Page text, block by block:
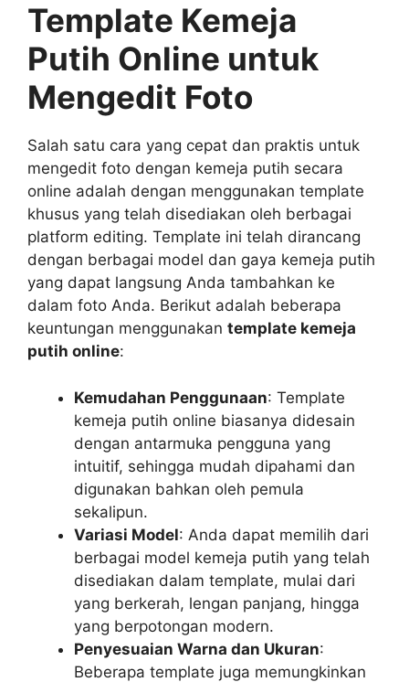
Template Kemeja
Putih Online untuk
Mengedit Foto
Salah satu cara yang cepat dan praktis untuk
mengedit foto dengan kemeja putih secara
online adalah dengan menggunakan template
khusus yang telah disediakan oleh berbagai
platform editing. Template ini telah dirancang
dengan berbagai model dan gaya kemeja putih
yang dapat langsung Anda tambahkan ke
dalam foto Anda. Berikut adalah beberapa
keuntungan menggunakan template kemeja
putih online:
Kemudahan Penggunaan: Template
kemeja putih online biasanya didesain
dengan antarmuka pengguna yang
intuitif, sehingga mudah dipahami dan
digunakan bahkan oleh pemula
sekalipun.
Variasi Model: Anda dapat memilih dari
berbagai model kemeja putih yang telah
disediakan dalam template, mulai dari
yang berkerah, lengan panjang, hingga
yang berpotongan modern.
Penyesuaian Warna dan Ukuran:
Beberapa template juga memungkinkan